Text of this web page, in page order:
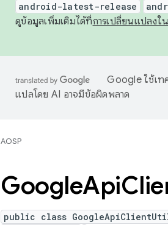
android-latest-release
ดูข้อมูลเพิ่มเติมได้ที่การเปลี่ยนแปลงใ
Google ใช้เท
แปลโดย AI อาจมีข้อผิดพลาด
AOSP
GoogleApi
public class